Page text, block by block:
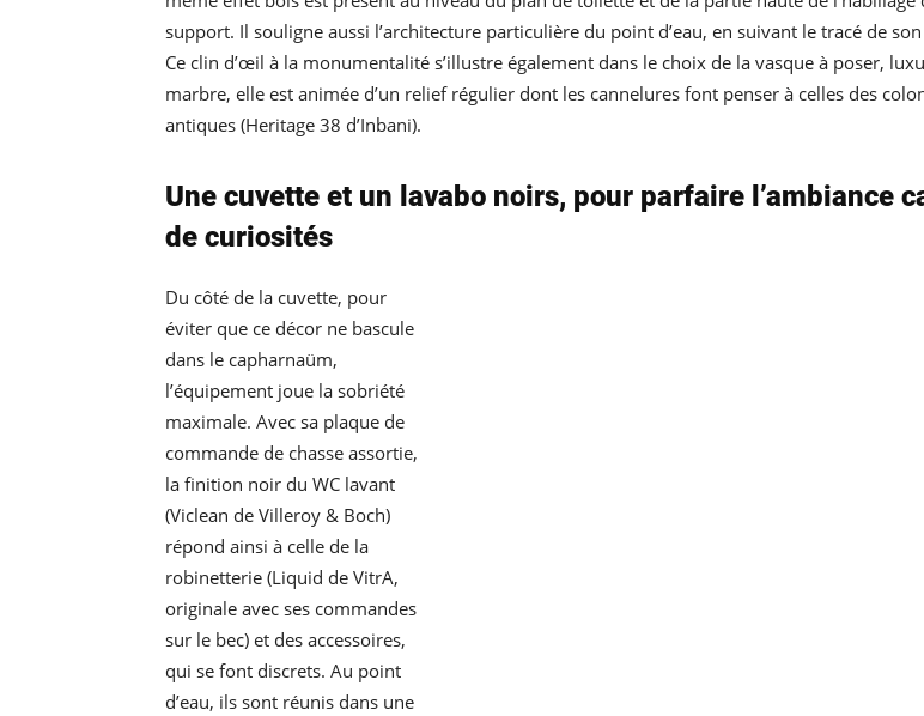
support. Il souligne aussi l’architecture particulière du point d’eau, en suivant le tracé de
Ce clin d’œil à la monumentalité s’illustre également dans le choix de la vasque à poser,
marbre, elle est animée d’un relief régulier dont les cannelures font penser à celles des
antiques (Heritage 38 d’Inbani).
Une cuvette et un lavabo noirs, pour parfaire l’ambiance
de curiosités
Du côté de la cuvette, pour
éviter que ce décor ne bascule
dans le capharnaüm,
l’équipement joue la sobriété
maximale. Avec sa plaque de
commande de chasse assortie,
la finition noir du WC lavant
(Viclean de Villeroy & Boch)
répond ainsi à celle de la
robinetterie (Liquid de VitrA,
originale avec ses commandes
sur le bec) et des accessoires,
qui se font discrets. Au point
d’eau, ils sont réunis dans une